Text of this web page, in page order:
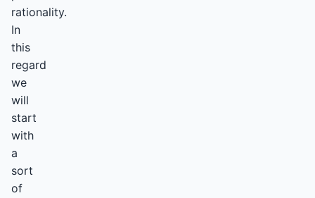
rationality.
In
this
regard
we
will
start
with
a
sort
of